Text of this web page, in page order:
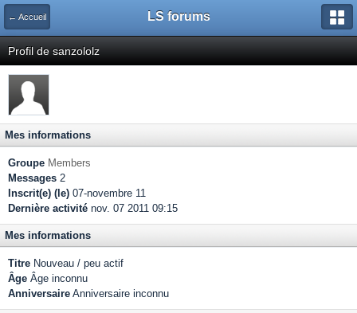
← Accueil LS forums
Profil de sanzololz
Mes informations
Groupe Members
Messages 2
Inscrit(e) (le) 07-novembre 11
Dernière activité nov. 07 2011 09:15
Mes informations
Titre Nouveau / peu actif
Âge Âge inconnu
Anniversaire Anniversaire inconnu